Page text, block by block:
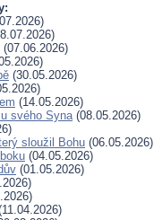
(07.06.2026)
(30.05.2026)
(14.05.2026)
svého Syna(08.05.2026)
sloužil Bohu (06.05.2026)
(04.05.2026)
(01.05.2026)